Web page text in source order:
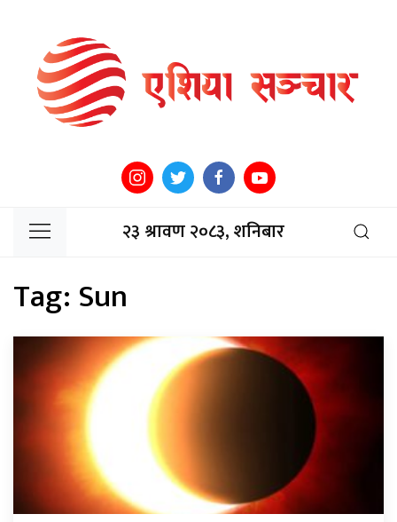
२३ श्रावण २०८३, शनिबार
Tag: Sun